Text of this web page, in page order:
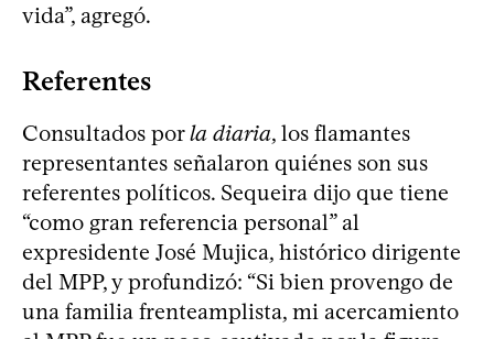
vida”, agregó.
Referentes
Consultados porla diaria, los flamantes
representantes señalaron quiénes son sus
referentes políticos. Sequeira dijo que tiene
“como gran referencia personal” al
expresidente José Mujica, histórico dirigente
del MPP, y profundizó: “Si bien provengo de
una familia frenteamplista, mi acercamiento